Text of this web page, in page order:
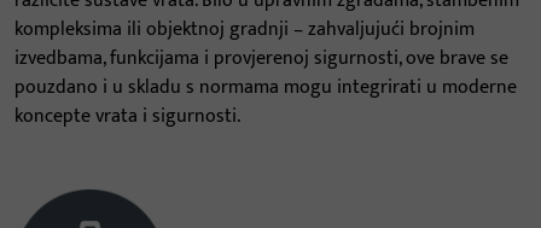
kompleksima ili objektnoj gradnji – zahvaljujući brojnim
izvedbama, funkcijama i provjerenoj sigurnosti, ove brave se
pouzdano i u skladu s normama mogu integrirati u moderne
koncepte vrata i sigurnosti.